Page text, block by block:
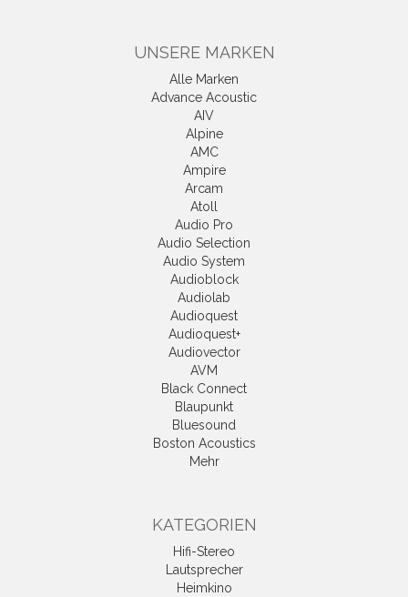
UNSERE MARKEN
Alle Marken
Advance Acoustic
AIV
Alpine
AMC
Ampire
Arcam
Atoll
Audio Pro
Audio Selection
Audio System
Audioblock
Audiolab
Audioquest
Audioquest+
Audiovector
AVM
Black Connect
Blaupunkt
Bluesound
Boston Acoustics
Mehr
KATEGORIEN
Hifi-Stereo
Lautsprecher
Heimkino